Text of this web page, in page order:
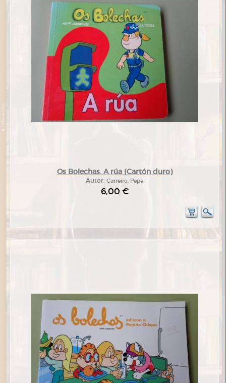
Os Bolechas. A rúa (Cartón duro)
Autor: Carreiro, Pepe
6,00 €